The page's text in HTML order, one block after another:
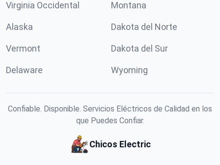
Virginia Occidental Montana
Alaska Dakota del Norte
Vermont Dakota del Sur
Delaware Wyoming
Confiable. Disponible. Servicios Eléctricos de Calidad en los
que Puedes Confiar.
Chicos Electric